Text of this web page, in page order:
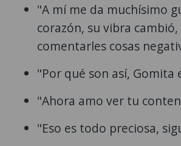
"A mí me da muchísimo
corazón, su vibra
comentarles cosas
"Por qué son así, Gomita
"Ahora amo ver tu
"Eso es todo preciosa,